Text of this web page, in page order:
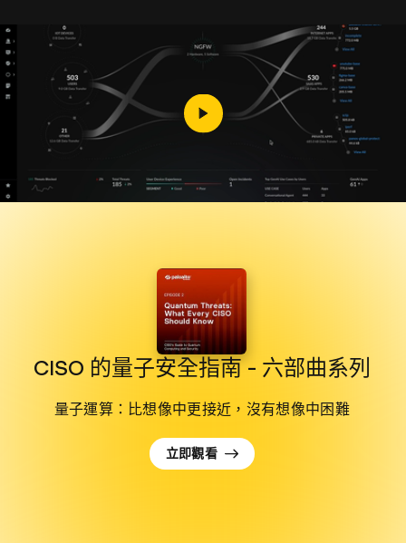
CISO 的量子安全指南 - 六部曲系列
量子運算：比想像中更接近，沒有想像中困難
立即觀看